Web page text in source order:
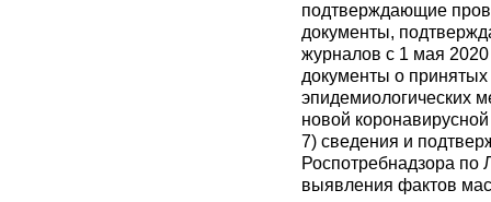
подтверждающие
документы,
журналов с 1 мая
документы о
эпидемиологических
новой
7) сведения и
Роспотребнадзора по
выявления фактов